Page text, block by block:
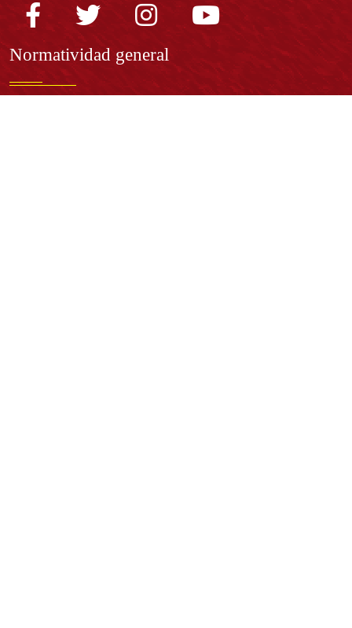
Normatividad general